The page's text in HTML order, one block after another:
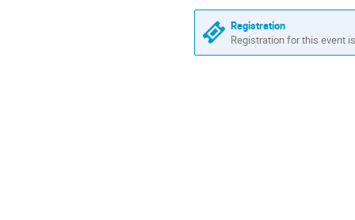
Registration
Registration for this event